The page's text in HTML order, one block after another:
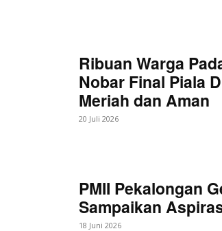
Ribuan Warga
Nobar Final Piala
Meriah dan Aman
20 Juli 2026
PMII Pekalongan
Sampaikan
18 Juni 2026